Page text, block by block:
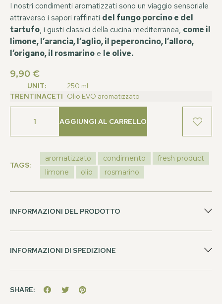
I nostri condimenti aromatizzati sono un viaggio sensoriale
attraverso i sapori raffinati del fungo porcino e del
tartufo, i gusti classici della cucina mediterranea, come il
limone, l’arancia, l’aglio, il peperoncino, l’alloro,
l’origano, il rosmarino e le olive.
9,90 €
UNIT:
250 ml
TRENTINACETI Olio EVO aromatizzato
AGGIUNGI AL CARRELLO
TAGS:
aromatizzato condimento
fresh product
limone
olio rosmarino
INFORMAZIONI DEL PRODOTTO
INFORMAZIONI DI SPEDIZIONE
SHARE: